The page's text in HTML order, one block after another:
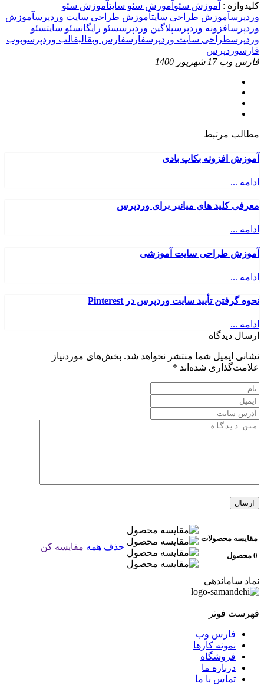
کلیدواژه : آموزش سئو آموزش سئو سایتآموزش سئو
وردپرسآموزش طراحی سایتآموزش طراحی سایت وردپرسآموزش
وردپرسافزونه وردپرسپلاگین وردپرسسئو رایگانسئو سایتسئو
وردپرسطراحی سایت وردپرسفارسفارس وبقالبقالب وردپرسوبوب
فارسوردپرس
فارس وب 17 شهریور 1400
مطالب مرتبط
آموزش افزونه بکاپ بادی
ادامه ...
معرفی کلید های میانبر برای وردپرس
ادامه ...
آموزش طراحی سایت آموزشی
ادامه ...
نحوه گرفتن تأیید سایت وردپرس در Pinterest
ادامه ...
ارسال دیدگاه
نشانی ایمیل شما منتشر نخواهد شد. بخش‌های موردنیاز
علامت‌گذاری شده‌اند *
مقایسه محصولات
0 محصول
حذف همه مقایسه کن
نماد ساماندهی
فهرست فوتر
فارس وب
نمونه کارها
فروشگاه
درباره ما
تماس با ما